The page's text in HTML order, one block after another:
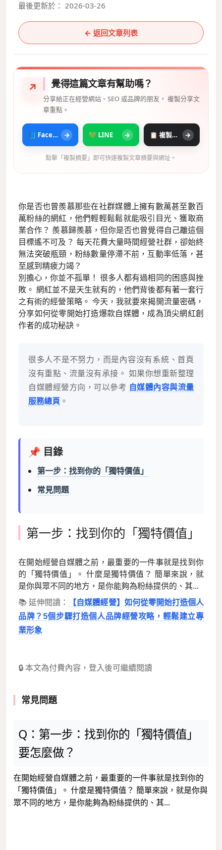
最後更新於： 2026-03-26
← 返回文章列表
↗ 覺得這篇文章有幫助嗎？
分享給正在經營網站、SEO 或品牌的朋友， 複製分享文
章重點。
📘 Facebook → 💚 LINE → 📋 複製摘要 →
點擊「複製摘要」即可快速複製文章摘要與網址。
你是否也曾羨慕那些在社群媒體上擁有數萬甚至數百
萬粉絲的網紅，他們輕輕鬆鬆就能吸引目光、獲取商
業合作？ 羨慕歸羨慕，但你是否也曾覺得自己離這個
目標遙不可及？ 每天花費大量時間經營社群，卻始終
無法突破瓶頸，粉絲數量停滯不前，互動率低落，甚
至感到精疲力竭？
別擔心，你並不孤單！ 很多人都有過相同的困惑與挫
敗。 網紅並不是天生就有的，他們背後都有著一套行
之有術的經營策略。 今天，我就要來揭開流量密碼，
分享如何從零開始打造爆款自媒體，成為頂尖網紅創
作者的成功秘訣。
很多人不是不努力，而是內容沒有系統、首頁
沒有重點、流量沒有承接。 如果你想重新整理
自媒體經營方向，可以參考 自媒體內容與流量
服務總頁 。
📌 目錄
第一步：找到你的「獨特價值」
常見問題
第一步：找到你的「獨特價值」
在開始經營自媒體之前，最重要的一件事就是找到你
的「獨特價值」。 什麼是獨特價值？ 簡單來說，就
是你與眾不同的地方，是你能夠為粉絲提供的、其...
📚 延伸閱讀：
【自媒體經營】如何從零開始打造個人
品牌？5個步驟打造個人品牌經營攻略，輕鬆建立專
業形象
🔒 本文為付費內容，登入後可繼續閱讀
常見問題
Q：第一步：找到你的「獨特價值」
要怎麼做？
在開始經營自媒體之前，最重要的一件事就是找到你的
「獨特價值」。 什麼是獨特價值？ 簡單來說，就是你與
眾不同的地方，是你能夠為粉絲提供的、其...